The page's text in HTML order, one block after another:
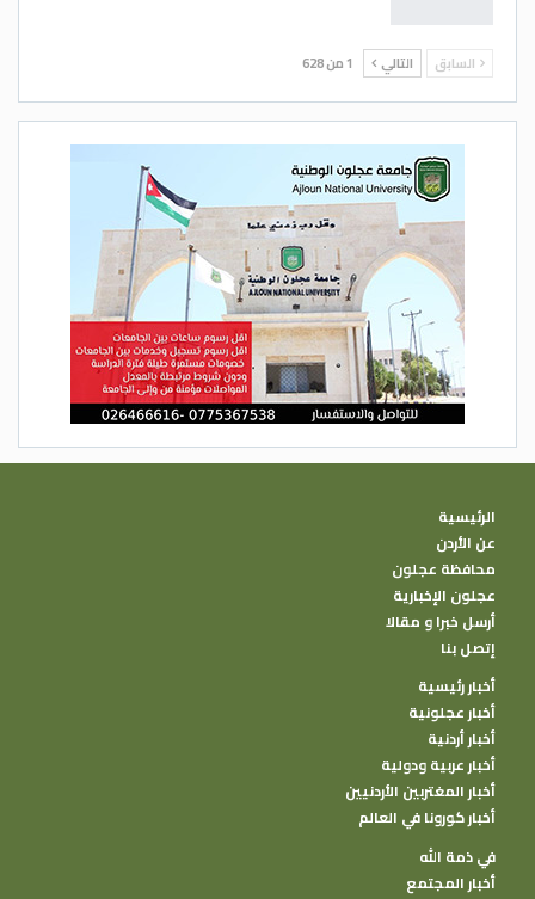
السابق التالي 1 من 628
الرئيسية
عن الأردن
محافظة عجلون
عجلون الإخبارية
أرسل خبرا و مقالا
إتصل بنا
أخبار رئيسية
أخبار عجلونية
أخبار أردنية
أخبار عربية ودولية
أخبار المغتربين الأردنيين
أخبار كورونا في العالم
في ذمة الله
أخبار المجتمع